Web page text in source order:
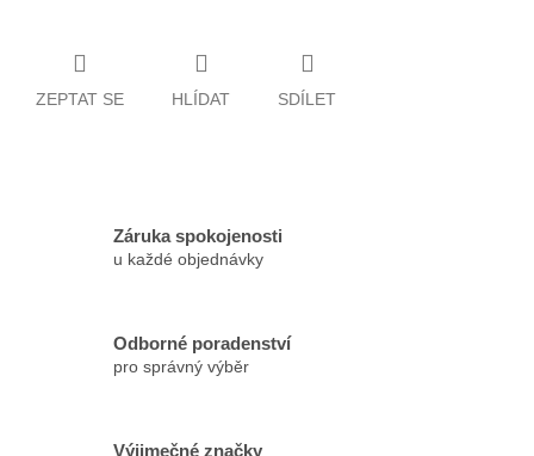
ZEPTAT SE HLÍDAT SDÍLET
Záruka spokojenosti
u každé objednávky
Odborné poradenství
pro správný výběr
Výjimečné značky